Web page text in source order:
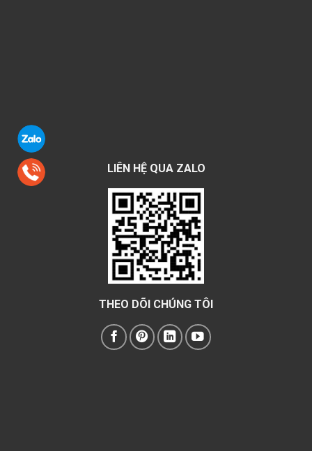
LIÊN HỆ QUA ZALO
THEO DÕI CHÚNG TÔI